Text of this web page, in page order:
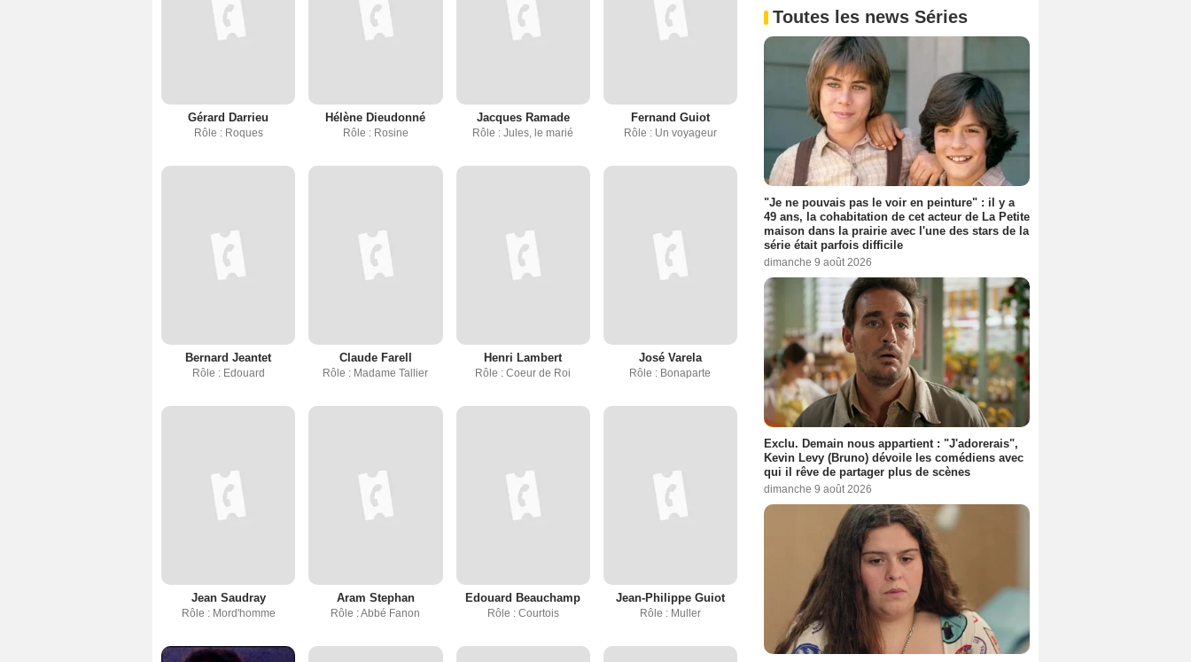
Gérard Darrieu
Rôle : Roques
Hélène Dieudonné
Rôle : Rosine
Jacques Ramade
Rôle : Jules, le marié
Fernand Guiot
Rôle : Un voyageur
Bernard Jeantet
Rôle : Edouard
Claude Farell
Rôle : Madame Tallier
Henri Lambert
Rôle : Coeur de Roi
José Varela
Rôle : Bonaparte
Jean Saudray
Rôle : Mord'homme
Aram Stephan
Rôle : Abbé Fanon
Edouard Beauchamp
Rôle : Courtois
Jean-Philippe Guiot
Rôle : Muller
Toutes les news Séries
"Je ne pouvais pas le voir en peinture" : il y a
49 ans, la cohabitation de cet acteur de La Petite
maison dans la prairie avec l'une des stars de la
série était parfois difficile
dimanche 9 août 2026
Exclu. Demain nous appartient : "J'adorerais",
Kevin Levy (Bruno) dévoile les comédiens avec
qui il rêve de partager plus de scènes
dimanche 9 août 2026